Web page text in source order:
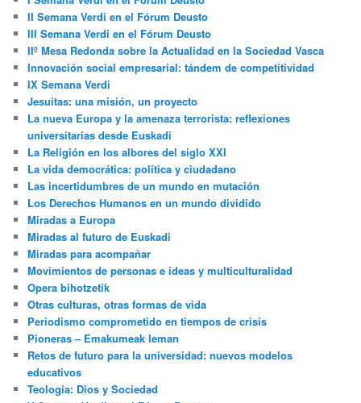
II Semana Verdi en el Fórum Deusto
III Semana Verdi en el Fórum Deusto
IIº Mesa Redonda sobre la Actualidad en la Sociedad Vasca
Innovación social empresarial: tándem de competitividad
IX Semana Verdi
Jesuitas: una misión, un proyecto
La nueva Europa y la amenaza terrorista: reflexiones
universitarias desde Euskadi
La Religión en los albores del siglo XXI
La vida democrática: política y ciudadano
Las incertidumbres de un mundo en mutación
Los Derechos Humanos en un mundo dividido
Miradas a Europa
Miradas al futuro de Euskadi
Miradas para acompañar
Movimientos de personas e ideas y multiculturalidad
Opera bihotzetik
Otras culturas, otras formas de vida
Periodismo comprometido en tiempos de crisis
Pioneras – Emakumeak leman
Retos de futuro para la universidad: nuevos modelos
educativos
Teología: Dios y Sociedad